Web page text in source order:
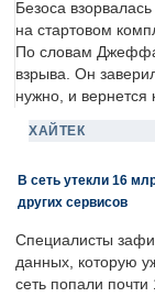
Безоса
на стартовом
По словам
взрыва. Он
нужно, и вернется
ХАЙТЕК
В сеть утекли 16
других сервисов
Специалисты
данных, которую
сеть попали